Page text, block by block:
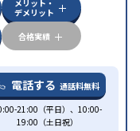
メリット・
デメリット
合格実績
電話する 通話料無料
21:00（平日）、10:00-
19:00（土日祝）